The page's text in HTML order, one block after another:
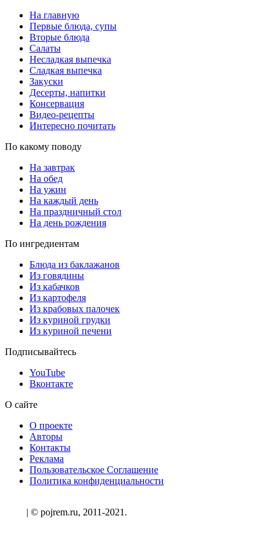
На главную
Первые блюда, супы
Вторые блюда
Салаты
Несладкая выпечка
Сладкая выпечка
Закуски
Десерты, напитки
Консервация
Видео-рецепты
Интересно почитать
По какому поводу
На завтрак
На обед
На ужин
На каждый день
На праздничный стол
На день рождения
По ингредиентам
Блюда из баклажанов
Из говядины
Из кабачков
Из картофеля
Из крабовых палочек
Из куриной грудки
Из куриной печени
Подписывайтесь
YouTube
Вконтакте
О сайте
О проекте
Авторы
Контакты
Реклама
Пользовательское Соглашение
Политика конфиденциальности
| © pojrem.ru, 2011-2021.